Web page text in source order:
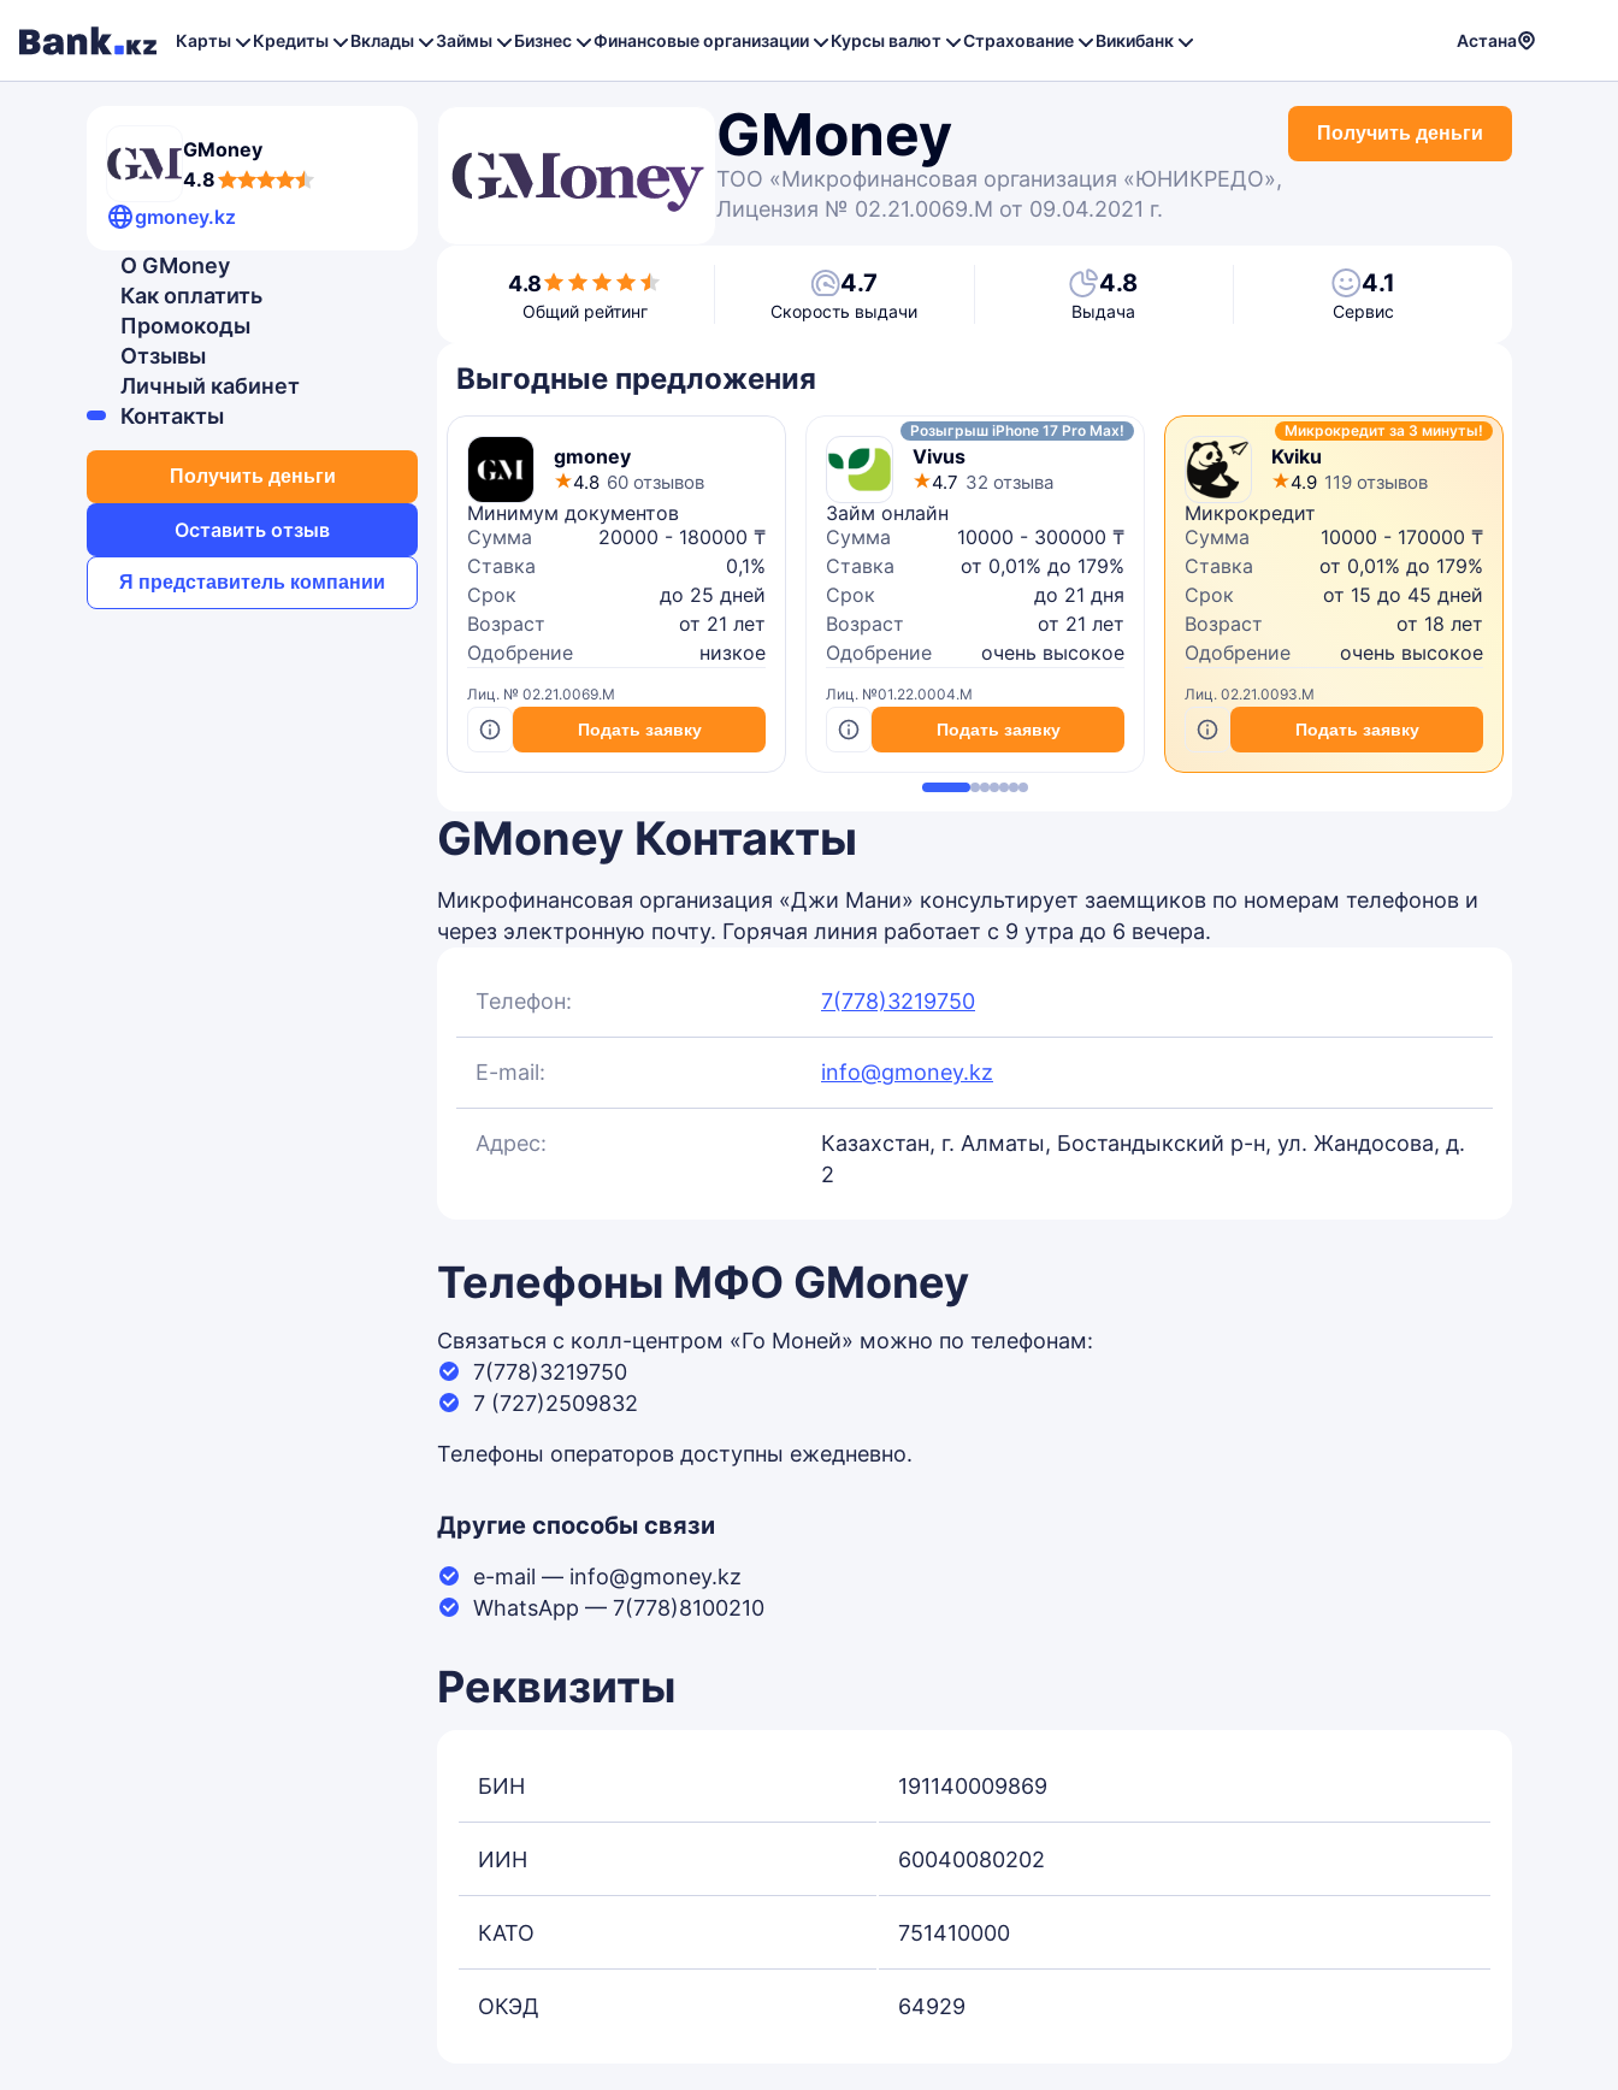
Карты Кредиты Вклады Займы Бизнес Финансовые организации Курсы валют Страхование Викибанк Астана
GMoney
4.8
4,8
gmoney.kz
О GMoney
Как оплатить
Промокоды
Отзывы
Личный кабинет
Контакты
Получить деньги
Оставить отзыв
Я представитель компании
GMoney
TOO «Микрофинансовая организация «ЮНИКРЕДО»,
Лицензия № 02.21.0069.M от 09.04.2021 г.
Получить деньги
4.8
Общий рейтинг
4.7
Скорость выдачи
4.8
Выдача
4.1
Сервис
Выгодные предложения
gmoney
4.8 60 отзывов
Минимум документов
Сумма
20000 - 180000 ₸
Ставка
0,1%
Срок
до 25 дней
Возраст
от 21 лет
Одобрение
низкое
Лиц. № 02.21.0069.M
Подать заявку
Розыгрыш iPhone 17 Pro Max!
Vivus
4.7 32 отзыва
Займ онлайн
Сумма
10000 - 300000 ₸
Ставка
от 0,01% до 179%
Срок
до 21 дня
Возраст
от 21 лет
Одобрение
очень высокое
Лиц. №01.22.0004.M
Подать заявку
Микрокредит за 3 минуты!
Kviku
4.9 119 отзывов
Микрокредит
Сумма
10000 - 170000 ₸
Ставка
от 0,01% до 179%
Срок
от 15 до 45 дней
Возраст
от 18 лет
Одобрение
очень высокое
Лиц. 02.21.0093.M
Подать заявку
GMoney Контакты
Микрофинансовая организация «Джи Мани» консультирует заемщиков по номерам телефонов и
через электронную почту. Горячая линия работает с 9 утра до 6 вечера.
Телефон: 7(778)3219750
E-mail: info@gmoney.kz
Адрес:
Казахстан, г. Алматы, Бостандыкский р-н, ул. Жандосова, д.
2
Телефоны МФО GMoney
Связаться с колл-центром «Го Моней» можно по телефонам:
7(778)3219750
7 (727)2509832
Телефоны операторов доступны ежедневно.
Другие способы связи
e-mail — info@gmoney.kz
WhatsApp — 7(778)8100210
Реквизиты
БИН 191140009869
ИИН 60040080202
КАТО 751410000
ОКЭД 64929